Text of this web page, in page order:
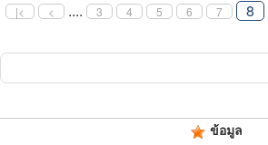
|< < .... 3 4 5 6 7 8
ข้อมูล